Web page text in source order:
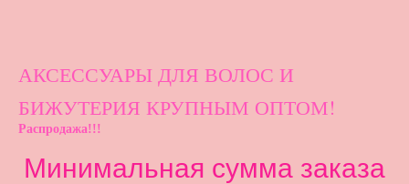
АКСЕССУАРЫ ДЛЯ ВОЛОС И
БИЖУТЕРИЯ КРУПНЫМ ОПТОМ!
Распродажа!!!
Минимальная сумма заказа